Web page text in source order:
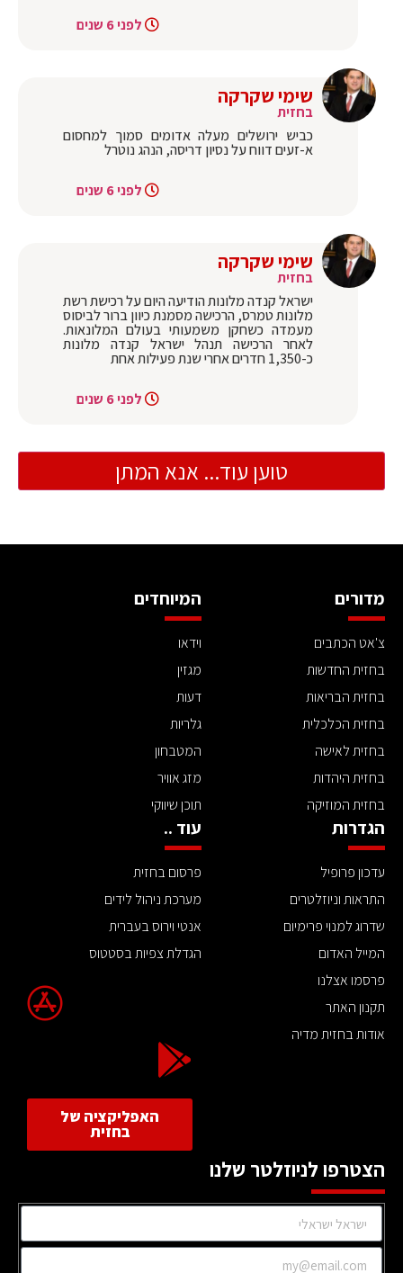
לפני 6 שנים
שימי שקרקה
בחזית
כביש ירושלים מעלה אדומים סמוך למחסום
א-זעים דווח על נסיון דריסה, הנהג נוטרל
לפני 6 שנים
שימי שקרקה
בחזית
ישראל קנדה מלונות הודיעה היום על רכישת רשת
מלונות טמרס, הרכישה מסמנת כיוון ברור לביסוס
מעמדה כשחקן משמעותי בעולם המלונאות.
לאחר הרכישה תנהל ישראל קנדה מלונות
כ-1,350 חדרים אחרי שנת פעילות אחת
לפני 6 שנים
טוען עוד... אנא המתן
מדורים
צ'אט הכתבים
בחזית החדשות
בחזית הבריאות
בחזית הכלכלית
בחזית לאישה
בחזית היהדות
בחזית המוזיקה
המיוחדים
וידאו
מגזין
דעות
גלריות
המטבחון
מזג אוויר
תוכן שיווקי
הגדרות
עדכון פרופיל
התראות וניוזלטרים
שדרוג למנוי פרימיום
המייל האדום
פרסמו אצלנו
תקנון האתר
אודות בחזית מדיה
עוד ..
פרסום בחזית
מערכת ניהול לידים
אנטי וירוס בעברית
הגדלת צפיות בסטטוס
האפליקציה של
בחזית
הצטרפו לניוזלטר שלנו